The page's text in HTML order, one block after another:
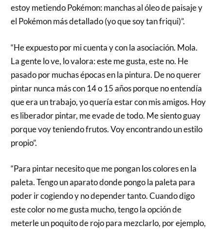
estoy metiendo Pokémon: manchas al óleo de paisaje y
el Pokémon más detallado (yo que soy tan friqui)”.
“He expuesto por mi cuenta y con la asociación. Mola.
La gente lo ve, lo valora: este me gusta, este no. He
pasado por muchas épocas en la pintura. De no querer
pintar nunca más con 14 o 15 años porque no entendía
que era un trabajo, yo quería estar con mis amigos. Hoy
es liberador pintar, me evade de todo. Me siento guay
porque voy teniendo frutos. Voy encontrando un estilo
propio”.
“Para pintar necesito que me pongan los colores en la
paleta. Tengo un aparato donde pongo la paleta para
poder ir cogiendo y no depender tanto. Cuando digo
este color no me gusta mucho, tengo la opción de
meterle un poquito de rojo para mezclarlo, por ejemplo,